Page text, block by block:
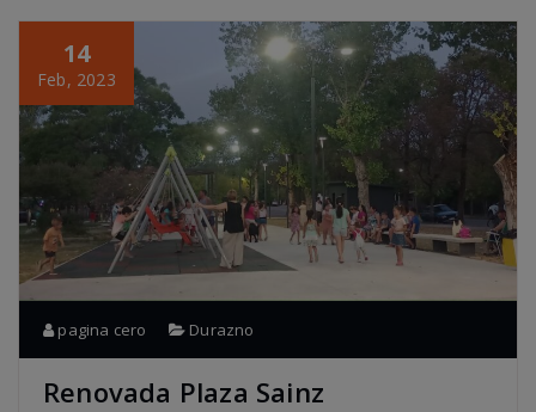
14
Feb, 2023
pagina cero Durazno
Renovada Plaza Sainz